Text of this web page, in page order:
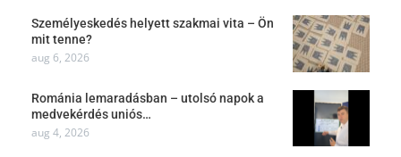
Személyeskedés helyett szakmai vita – Ön
mit tenne?
aug 6, 2026
Románia lemaradásban – utolsó napok a
medvekérdés uniós…
aug 4, 2026